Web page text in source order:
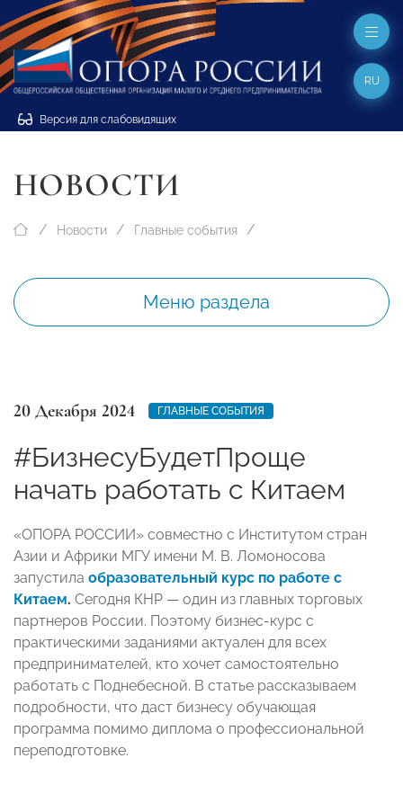
Версия для слабовидящих
RU
НОВОСТИ
Новости Главные события
Меню раздела
20 Декабря 2024 ГЛАВНЫЕ СОБЫТИЯ
#БизнесуБудетПроще
начать работать с Китаем
«ОПОРА РОССИИ» совместно с Институтом стран
Азии и Африки МГУ имени М. В. Ломоносова
запустила образовательный курс по работе с
Китаем. Сегодня КНР — один из главных торговых
партнеров России. Поэтому бизнес-курс с
практическими заданиями актуален для всех
предпринимателей, кто хочет самостоятельно
работать с Поднебесной. В статье рассказываем
подробности, что даст бизнесу обучающая
программа помимо диплома о профессиональной
переподготовке.